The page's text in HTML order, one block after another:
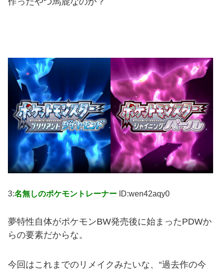
3:名無しのポケモントレーナー ID:wen42aqy0
夢特性自体がポケモンBW発売後に始まったPDWか
らの要素だからな。
今回はこれまでのリメイクみたいな、“過去作の今